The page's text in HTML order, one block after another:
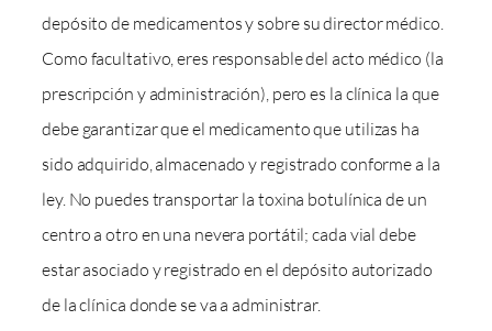
depósito de medicamentos y sobre su director médico.
Como facultativo, eres responsable del acto médico (la
prescripción y administración), pero es la clínica la que
debe garantizar que el medicamento que utilizas ha
sido adquirido, almacenado y registrado conforme a la
ley. No puedes transportar la toxina botulínica de un
centro a otro en una nevera portátil; cada vial debe
estar asociado y registrado en el depósito autorizado
de la clínica donde se va a administrar.